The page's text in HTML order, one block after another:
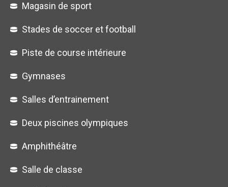
Magasin de sport
Stades de soccer et football
Piste de course intérieure
Gymnases
Salles d’entrainement
Deux piscines olympiques
Amphithéâtre
Salle de classe